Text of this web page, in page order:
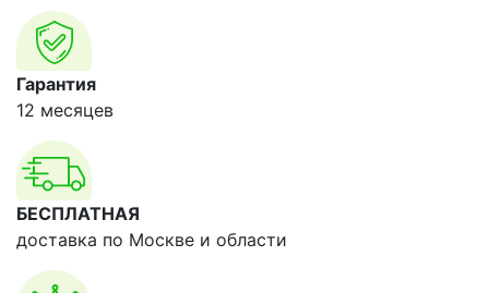
Гарантия
12 месяцев
БЕСПЛАТНАЯ
доставка по Москве и области